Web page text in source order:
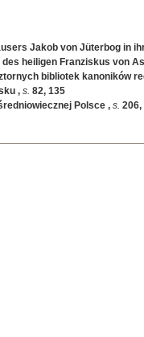
Jakob von Jüterbog in
heiligen Franziskus von
bibliotek kanoników
, s. 82, 135
Polsce , s. 206,